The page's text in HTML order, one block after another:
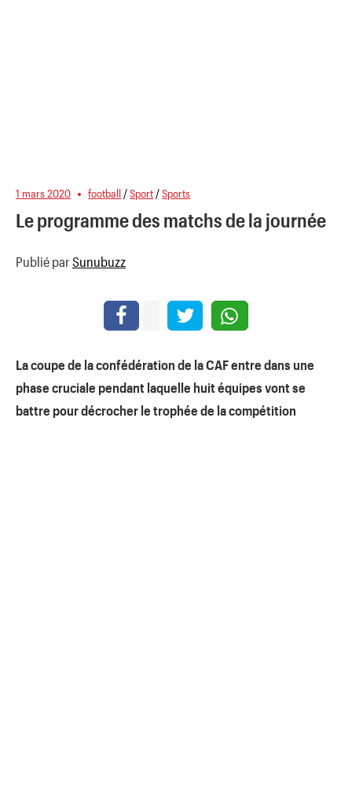
1 mars 2020 football /Sport /Sports
Le programme des matchs de la journée
Publié par Sunubuzz
La coupe de la confédération de la CAF entre dans une
phase cruciale pendant laquelle huit équipes vont se
battre pour décrocher le trophée de la compétition